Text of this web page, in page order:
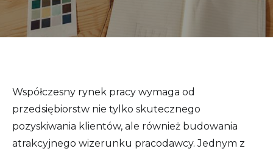
Współczesny rynek pracy wymaga od
przedsiębiorstw nie tylko skutecznego
pozyskiwania klientów, ale również budowania
atrakcyjnego wizerunku pracodawcy. Jednym z